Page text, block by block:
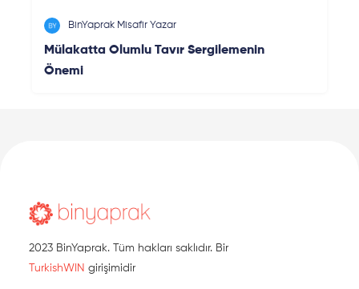
BinYaprak Misafir Yazar
Mülakatta Olumlu Tavır Sergilemenin
Önemi
2023 BinYaprak. Tüm hakları saklıdır. Bir
TurkishWIN girişimidir